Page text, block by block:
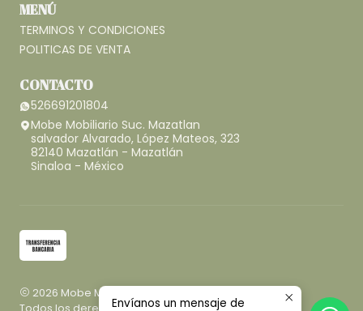
MENÚ
TERMINOS Y CONDICIONES
POLITICAS DE VENTA
CONTACTO
526691201804
Mobe Mobiliario Suc. Mazatlan
salvador Alvarado, López Mateos, 323
82140 Mazatlán - Mazatlán
Sinaloa - México
2026 Mobe Mobiliario.
Todos los derechos reservados.Desarrollado por
Envíanos un mensaje de